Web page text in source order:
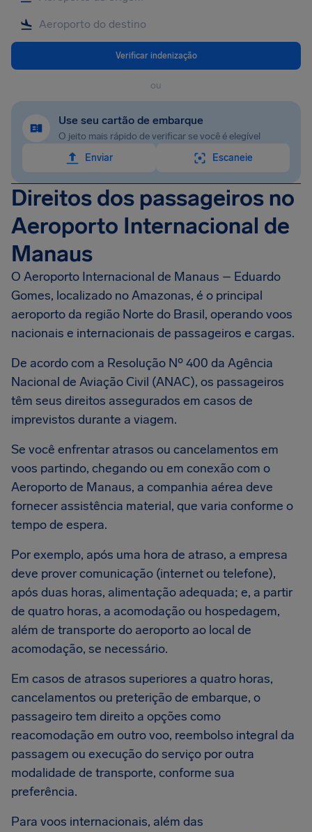
Verificar indenização
ou
Use seu cartão de embarque
O jeito mais rápido de verificar se você é elegível
Enviar
Escaneie
Direitos dos passageiros no
Aeroporto Internacional de
Manaus
O Aeroporto Internacional de Manaus – Eduardo
Gomes, localizado no Amazonas, é o principal
aeroporto da região Norte do Brasil, operando voos
nacionais e internacionais de passageiros e cargas.
De acordo com a Resolução Nº 400 da Agência
Nacional de Aviação Civil (ANAC), os passageiros
têm seus direitos assegurados em casos de
imprevistos durante a viagem.
Se você enfrentar atrasos ou cancelamentos em
voos partindo, chegando ou em conexão com o
Aeroporto de Manaus, a companhia aérea deve
fornecer assistência material, que varia conforme o
tempo de espera.
Por exemplo, após uma hora de atraso, a empresa
deve prover comunicação (internet ou telefone),
após duas horas, alimentação adequada; e, a partir
de quatro horas, a acomodação ou hospedagem,
além de transporte do aeroporto ao local de
acomodação, se necessário.
Em casos de atrasos superiores a quatro horas,
cancelamentos ou preterição de embarque, o
passageiro tem direito a opções como
reacomodação em outro voo, reembolso integral da
passagem ou execução do serviço por outra
modalidade de transporte, conforme sua
preferência.
Para voos internacionais, além das